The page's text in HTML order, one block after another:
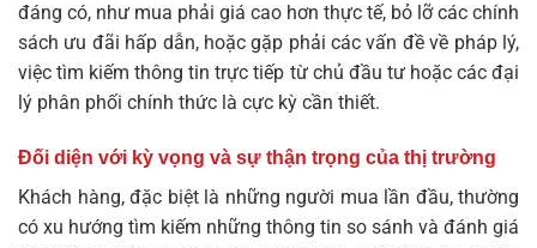
đáng có, như mua phải giá cao hơn thực tế, bỏ lỡ các chính
sách ưu đãi hấp dẫn, hoặc gặp phải các vấn đề về pháp lý,
việc tìm kiếm thông tin trực tiếp từ chủ đầu tư hoặc các đại
lý phân phối chính thức là cực kỳ cần thiết.
Đối diện với kỳ vọng và sự thận trọng của thị trường
Khách hàng, đặc biệt là những người mua lần đầu, thường
có xu hướng tìm kiếm những thông tin so sánh và đánh giá